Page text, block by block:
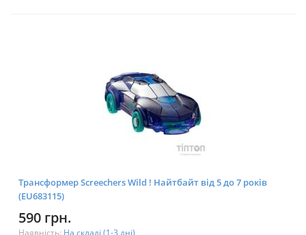
Трансформер Screechers Wild ! Найтбайт від 5 до 7 років
(EU683115)
590 грн.